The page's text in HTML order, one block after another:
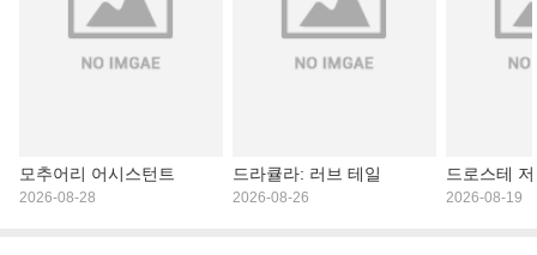
모추어리 어시스턴트
2026-08-28
드라큘라: 러브 테일
2026-08-26
드로스테
2026-08-19